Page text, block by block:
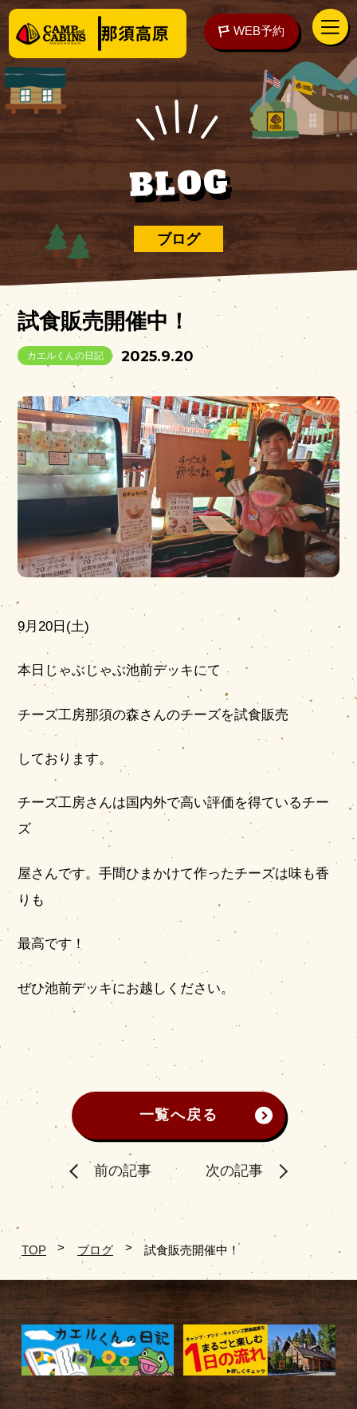
WEB予約
泊まる
楽しむ
ご予約の前に
アクセス WEB予約
お知らせ
ブログ
BLOG
試食販売開催中！
カエルくんの日記 2025.9.20
9月20日(土)
本日じゃぶじゃぶ池前デッキにて
チーズ工房那須の森さんのチーズを試食販売
しております。
チーズ工房さんは国内外で高い評価を得ているチー
ズ
屋さんです。手間ひまかけて作ったチーズは味も香
りも
最高です！
ぜひ池前デッキにお越しください。
一覧へ戻る
前の記事 次の記事
TOP ブログ 試食販売開催中！